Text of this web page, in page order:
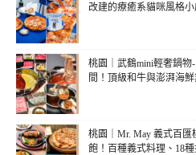
改建的療癒系貓咪風格
桃園｜武鶴mini輕奢鍋
間！頂級和牛與澎湃海
桃園｜Mr. May 義式百匯
飽！百種義式料理、18